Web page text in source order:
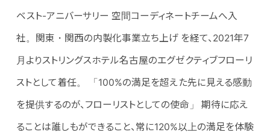
ベスト-アニバーサリー 空間コーディネートチームへ入
社。関東・関西の内製化事業立ち上げ を経て、2021年7
月よりストリングスホテル名古屋のエグゼクティブフローリ
ストとして着任。 「100%の満足を超えた先に見える感動
を提供するのが、フローリストとしての使命」 期待に応え
ることは誰しもができること、常に120%以上の満足を体験